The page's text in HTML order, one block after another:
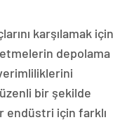
karşılamak için
depolama
bir şekilde
endüstri için farklı